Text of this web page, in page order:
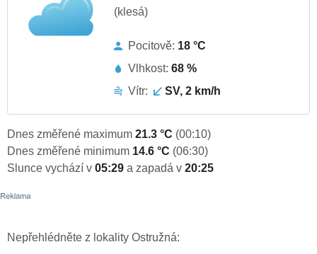
(klesá)
Pocitově: 18 °C
Vlhkost: 68 %
Vítr:
SV, 2 km/h
Dnes změřené maximum 21.3 °C (00:10)
Dnes změřené minimum 14.6 °C (06:30)
Slunce vychází v 05:29 a zapadá v 20:25
Nepřehlédněte z lokality Ostružná: